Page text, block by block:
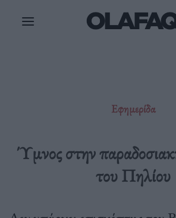
Εφημερίδα
Ύμνος στην
του Πηλίου